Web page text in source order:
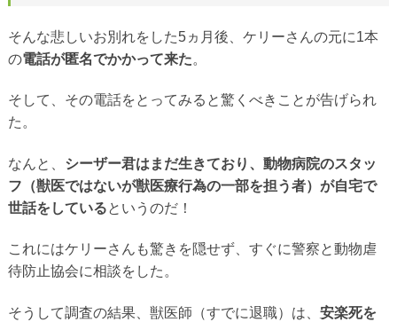
そんな悲しいお別れをした5ヵ月後、ケリーさんの元に1本
の電話が匿名でかかって来た。
そして、その電話をとってみると驚くべきことが告げられ
た。
なんと、 シーザー君はまだ生きており、動物病院のスタッ
フ（獣医ではないが獣医療行為の一部を担う者）が自宅で
世話をしているというのだ！
これにはケリーさんも驚きを隠せず、すぐに警察と動物虐
待防止協会に相談をした。
そうして調査の結果、獣医師（すでに退職）は、 安楽死を